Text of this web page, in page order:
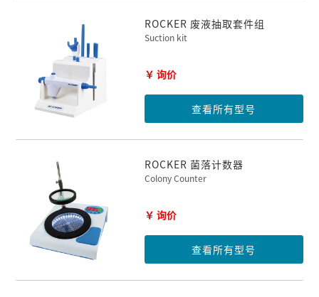
ROCKER 废液抽取套件组
Suction kit
￥ 询价
查看所有型号
ROCKER 菌落计数器
Colony Counter
￥ 询价
查看所有型号